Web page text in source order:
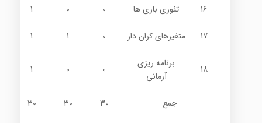
16 تئوري بازي ها 0
0
1
17 متغیرهای کران دار 0
1
1
18
برنامه ريزي
آرماني
0
0
1
جمع 30
30
30